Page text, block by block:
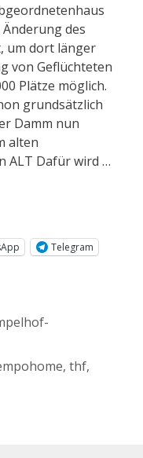
des
um dort länger
von Geflüchteten
Plätze möglich.
grundsätzlich
Damm nun
alten
ALT Dafür wird …
Telegram
, thf,